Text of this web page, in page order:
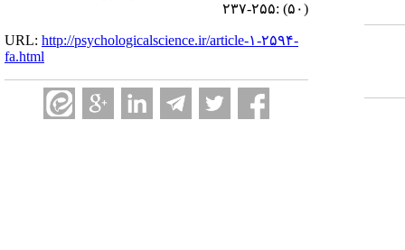
(۵۰) :۲۵۵-۲۳۷
URL: http://psychologicalscience.ir/article-۱-۲۵۹۴-
fa.html